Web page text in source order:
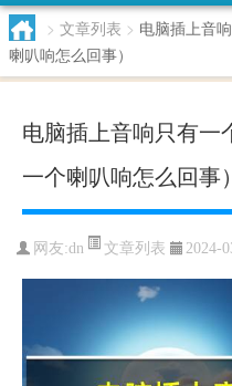
> 文章列表 > 电脑插上音
喇叭响怎么回事）
电脑插上音响只有一
一个喇叭响怎么回事）
网友:dn 文章列表 2024-